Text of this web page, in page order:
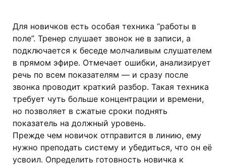
Для новичков есть особая техника “работы в
поле”. Тренер слушает звонок не в записи, а
подключается к беседе молчаливым слушателем
в прямом эфире. Отмечает ошибки, анализирует
речь по всем показателям — и сразу после
звонка проводит краткий разбор. Такая техника
требует чуть больше концентрации и времени,
но позволяет в сжатые сроки поднять
показатель на должный уровень.
Прежде чем новичок отправится в линию, ему
нужно преподать систему и убедиться, что он её
усвоил. Определить готовность новичка к